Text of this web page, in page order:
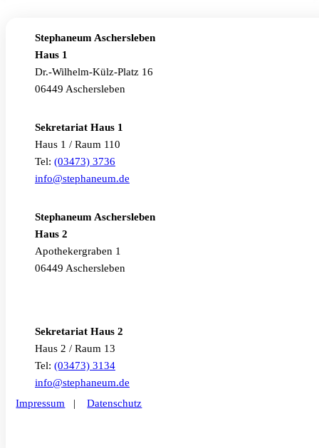
Stephaneum Aschersleben
Haus 1
Dr.-Wilhelm-Külz-Platz 16
06449 Aschersleben
Sekretariat Haus 1
Haus 1 / Raum 110
Tel: (03473) 3736
info@stephaneum.de
Stephaneum Aschersleben
Haus 2
Apothekergraben 1
06449 Aschersleben
Sekretariat Haus 2
Haus 2 / Raum 13
Tel: (03473) 3134
info@stephaneum.de
Impressum |Datenschutz